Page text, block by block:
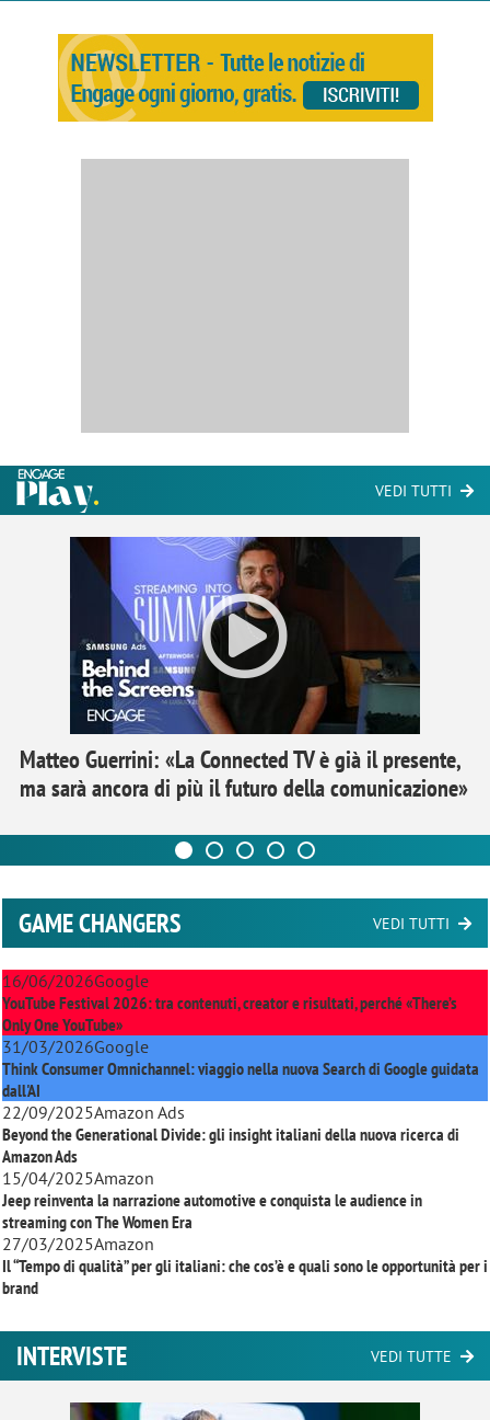
VEDI TUTTI
Matteo Guerrini: «La Connected TV è già il presente,
ma sarà ancora di più il futuro della comunicazione»
GAME CHANGERS VEDI TUTTI
16/06/2026Google
YouTube Festival 2026: tra contenuti, creator e risultati, perché «There’s
Only One YouTube»
31/03/2026Google
Think Consumer Omnichannel: viaggio nella nuova Search di Google guidata
dall'AI
22/09/2025Amazon Ads
Beyond the Generational Divide: gli insight italiani della nuova ricerca di
Amazon Ads
15/04/2025Amazon
Jeep reinventa la narrazione automotive e conquista le audience in
streaming conThe Women Era
27/03/2025Amazon
Il “Tempo di qualità” per gli italiani: che cos’è e quali sono le opportunità per i
brand
INTERVISTE VEDI TUTTE